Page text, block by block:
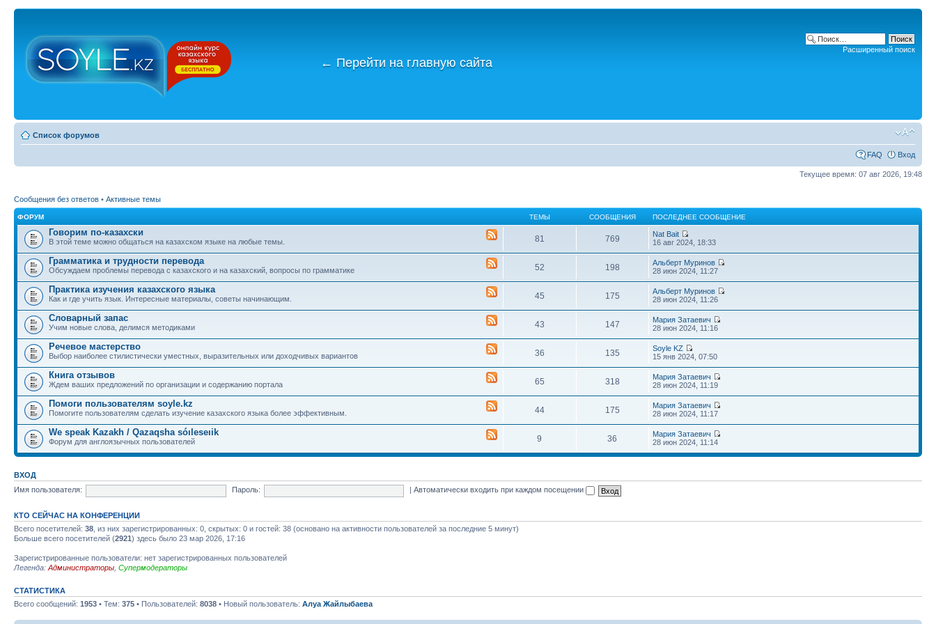
← Перейти на главную сайта
Расширенный поиск
Список форумов
FAQ Вход
Текущее время: 07 авг 2026, 19:48
Сообщения без ответов • Активные темы
ФОРУМ ТЕМЫ СООБЩЕНИЯ ПОСЛЕДНЕЕ СООБЩЕНИЕ
Говорим по-казахски
В этой теме можно общаться на казахском языке на любые темы. 81 769
Nat Bait
16 авг 2024, 18:33
Грамматика и трудности перевода
Обсуждаем проблемы перевода с казахского и на казахский, вопросы по грамматике 52 198
Альберт Муринов
28 июн 2024, 11:27
Практика изучения казахского языка
Как и где учить язык. Интересные материалы, советы начинающим. 45 175
Альберт Муринов
28 июн 2024, 11:26
Словарный запас
Учим новые слова, делимся методиками 43 147
Мария Затаевич
28 июн 2024, 11:16
Речевое мастерство
Выбор наиболее стилистически уместных, выразительных или доходчивых вариантов 36 135
Soyle KZ
15 янв 2024, 07:50
Книга отзывов
Ждем ваших предложений по организации и содержанию портала 65 318
Мария Затаевич
28 июн 2024, 11:19
Помоги пользователям soyle.kz
Помогите пользователям сделать изучение казахского языка более эффективным. 44 175
Мария Затаевич
28 июн 2024, 11:17
We speak Kazakh / Qazaqsha sóıleseıik
Форум для англоязычных пользователей 9 36
Мария Затаевич
28 июн 2024, 11:14
ВХОД
Имя пользователя:
Пароль: |Автоматически входить при каждом посещении
КТО СЕЙЧАС НА КОНФЕРЕНЦИИ
Всего посетителей: 38 , из них зарегистрированных: 0, скрытых: 0 и гостей: 38 (основано на активности пользователей за последние 5 минут)
Больше всего посетителей (2921) здесь было 23 мар 2026, 17:16
Зарегистрированные пользователи: нет зарегистрированных пользователей
Легенда: Администраторы Супермодераторы
СТАТИСТИКА
Всего сообщений: 1953 • Тем: 375 • Пользователей: 8038 • Новый пользователь: Алуа Жайлыбаева